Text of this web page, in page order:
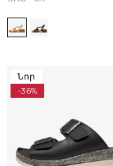
Նոր
-36%